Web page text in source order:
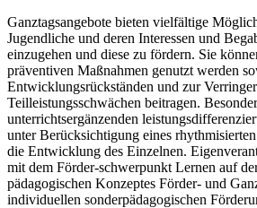
Ganztagsangebote bieten vielfältige
Jugendliche und deren Interessen und
einzugehen und diese zu fördern. Sie
präventiven Maßnahmen genutzt werden
Entwicklungsrückständen und zur
Teilleistungsschwächen beitragen.
unterrichtsergänzenden
unter Berücksichtigung eines
die Entwicklung des Einzelnen.
mit dem Förder-schwerpunkt Lernen auf
pädagogischen Konzeptes Förder- und
individuellen sonderpädagogischen